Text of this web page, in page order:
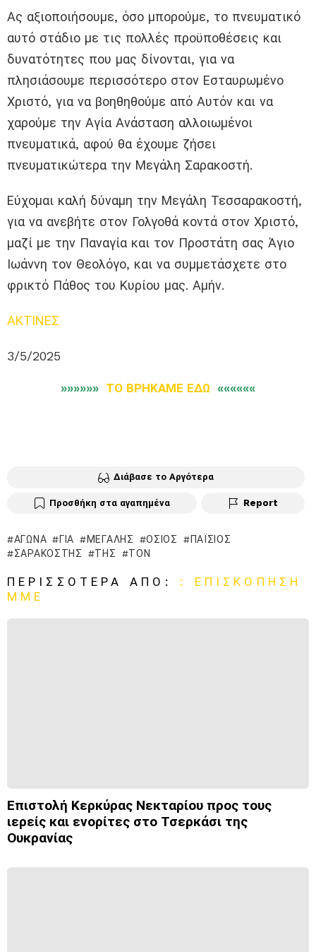
Ας αξιοποιήσουμε, όσο μπορούμε, το πνευματικό
αυτό στάδιο με τις πολλές προϋποθέσεις και
δυνατότητες που μας δίνονται, για να
πλησιάσουμε περισσότερο στον Εσταυρωμένο
Χριστό, για να βοηθηθούμε από Αυτόν και να
χαρούμε την Αγία Ανάσταση αλλοιωμένοι
πνευματικά, αφού θα έχουμε ζήσει
πνευματικώτερα την Μεγάλη Σαρακοστή.
Εύχομαι καλή δύναμη την Μεγάλη Τεσσαρακοστή,
για να ανεβήτε στον Γολγοθά κοντά στον Χριστό,
μαζί με την Παναγία και τον Προστάτη σας Άγιο
Ιωάννη τον Θεολόγο, και να συμμετάσχετε στο
φρικτό Πάθος του Κυρίου μας. Αμήν.
ΑΚΤΙΝΕΣ
3/5/2025
»»»»»» ΤΟ ΒΡΗΚΑΜΕ ΕΔΩ ««««««
Διάβασε το Αργότερα
Προσθήκη στα αγαπημένα Report
ΑΓΏΝΑ ΓΙΑ ΜΕΓΆΛΗΣ ΌΣΙΟΣ
ΠΑΪ́ΣΙΟΣ
ΣΑΡΑΚΟΣΤΉΣ
ΤΗΣ ΤΟΝ
ΠΕΡΙΣΣΌΤΕΡΑ ΑΠΌ: : ΕΠΙΣΚΌΠΗΣΗ
ΜΜΕ
Επιστολή Κερκύρας Νεκταρίου προς τους
ιερείς και ενορίτες στο Τσερκάσι της
Ουκρανίας